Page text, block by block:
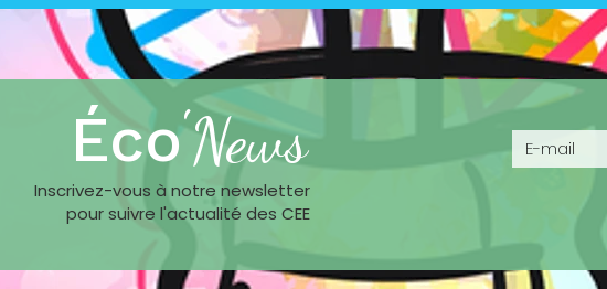
: ce qui
Bilan S1 2026 : le véhicule
électrique change de
dimension en France
Éco'News
Inscrivez-vous à notre newsletter
pour suivre l'actualité des CEE